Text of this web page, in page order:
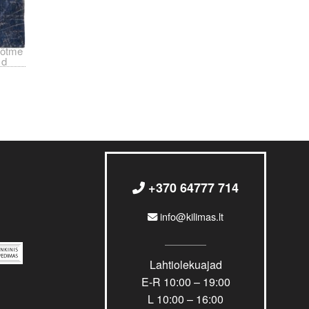
d
+370 64777 714
info@kilimas.lt
Lahtiolekuajad
E-R 10:00 – 19:00
L 10:00 – 16:00